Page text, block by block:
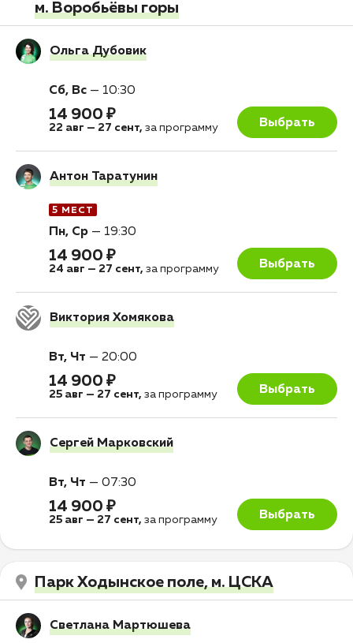
м. Воробьёвы горы
Ольга Дубовик
Сб, Вс — 10:30
14 900 ₽
22 авг — 27 сент, за программу Выбрать
Антон Таратунин
5 МЕСТ
Пн, Ср — 19:30
14 900 ₽
24 авг — 27 сент, за программу Выбрать
Виктория Хомякова
Вт, Чт — 20:00
14 900 ₽
25 авг — 27 сент, за программу Выбрать
Сергей Марковский
Вт, Чт — 07:30
14 900 ₽
25 авг — 27 сент, за программу Выбрать
Парк Ходынское поле, м. ЦСКА
Светлана Мартюшева